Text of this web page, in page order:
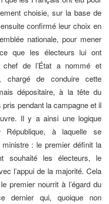
choisie, sur la base de
confirmé leur choix en
nationale, pour mener
que les électeurs lui ont
de l’État a nommé et
chargé de conduire cette
dépositaire, à la tête du
pendant la campagne et il
Il y a ainsi une logique
République, à laquelle se
: le premier définit la
souhaité les électeurs, le
l’appui de la majorité. Cela
premier nourrit à l’égard du
dernier qui, quoique non